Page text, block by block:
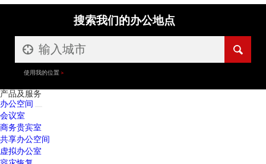
搜索我们的办公地点
使用我的位置
产品及服务
办公空间
会议室
商务贵宾室
共享办公空间
虚拟办公室